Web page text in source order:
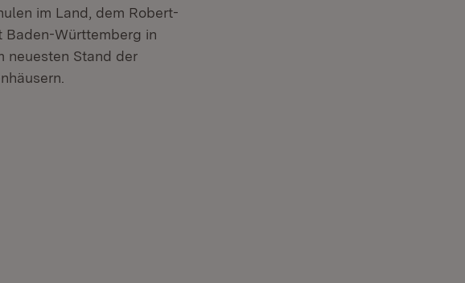
im Land, dem Robert-
Baden-Württemberg in
neuesten Stand der